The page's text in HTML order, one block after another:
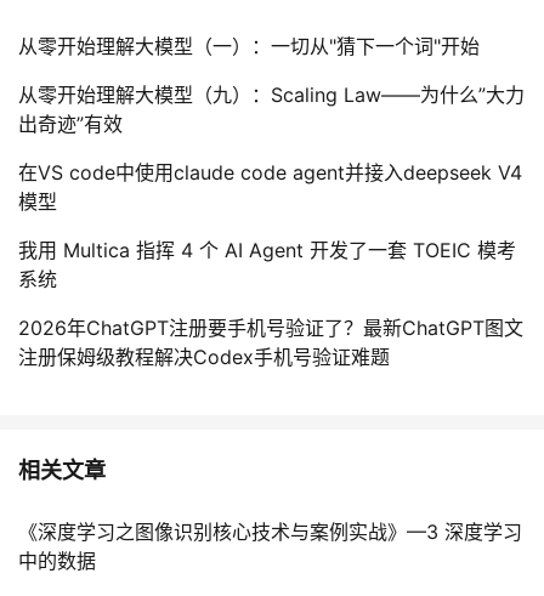
从零开始理解大模型（一）：一切从"猜下一个词"开始
从零开始理解大模型（九）：Scaling Law——为什么”大力
出奇迹”有效
在VS code中使用claude code agent并接入deepseek V4
模型
我用 Multica 指挥 4 个 AI Agent 开发了一套 TOEIC 模考
系统
2026年ChatGPT注册要手机号验证了？最新ChatGPT图文
注册保姆级教程解决Codex手机号验证难题
相关文章
《深度学习之图像识别核心技术与案例实战》—3 深度学习
中的数据